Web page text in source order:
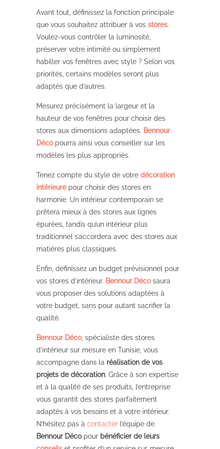
Avant tout, définissez la fonction principale
que vous souhaitez attribuer à vos stores.
Voulez-vous contrôler la luminosité,
préserver votre intimité ou simplement
habiller vos fenêtres avec style ? Selon vos
priorités, certains modèles seront plus
adaptés que d’autres.
Mesurez précisément la largeur et la
hauteur de vos fenêtres pour choisir des
stores aux dimensions adaptées. Bennour
Décopourra ainsi vous conseiller sur les
modèles les plus appropriés.
Tenez compte du style de votre décoration
intérieurepour choisir des stores en
harmonie. Un intérieur contemporain se
prêtera mieux à des stores aux lignes
épurées, tandis qu’un intérieur plus
traditionnel s’accordera avec des stores aux
matières plus classiques.
Enfin, définissez un budget prévisionnel pour
vos stores d’intérieur. Bennour Décosaura
vous proposer des solutions adaptées à
votre budget, sans pour autant sacrifier la
qualité.
Bennour Déco, spécialiste des stores
d’intérieur sur mesure en Tunisie, vous
accompagne dans la réalisation de vos
projets de décoration. Grâce à son expertise
et à la qualité de ses produits, l’entreprise
vous garantit des stores parfaitement
adaptés à vos besoins et à votre intérieur.
N’hésitez pas à contacter l’équipe de
Bennour Décopour bénéficier de leurs